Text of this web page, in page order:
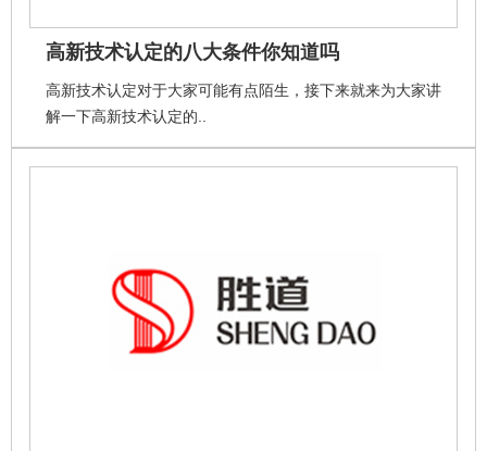
高新技术认定的八大条件你知道吗
高新技术认定对于大家可能有点陌生，接下来就来为大家讲
解一下高新技术认定的..